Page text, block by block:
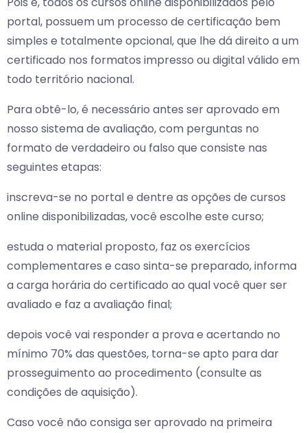
portal, possuem um processo de certificação bem
simples e totalmente opcional, que lhe dá direito a um
certificado nos formatos impresso ou digital válido em
todo território nacional.
Para obtê-lo, é necessário antes ser aprovado em
nosso sistema de avaliação, com perguntas no
formato de verdadeiro ou falso que consiste nas
seguintes etapas:
inscreva-se no portal e dentre as opções de cursos
online disponibilizadas, você escolhe este curso;
estuda o material proposto, faz os exercícios
complementares e caso sinta-se preparado, informa
a carga horária do certificado ao qual você quer ser
avaliado e faz a avaliação final;
depois você vai responder a prova e acertando no
mínimo 70% das questões, torna-se apto para dar
prosseguimento ao procedimento (consulte as
condições de aquisição).
Caso você não consiga ser aprovado na primeira